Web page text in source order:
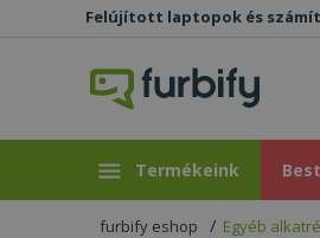
Felújított laptopok és
Termékeink
furbify eshop Egyéb